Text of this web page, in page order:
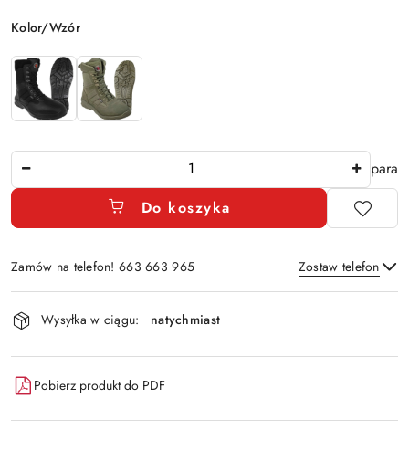
Wariant
Kolor/Wzór
para
Do koszyka
Zamów na telefon! 663 663 965 Zostaw telefon
Dostępność
i
dostawa
Wysyłka w ciągu: natychmiast
Pobierz produkt do PDF